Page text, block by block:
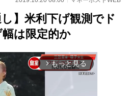
し】米利下げ観測でド
は限定的か
arrow_forward_ios もっと見る